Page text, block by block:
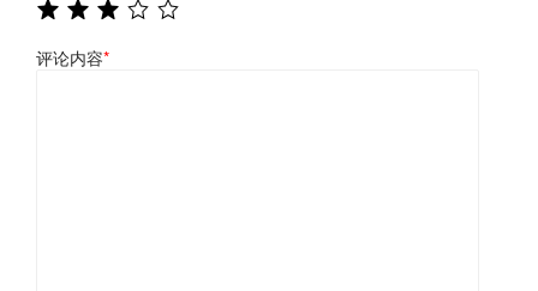
评论内容*